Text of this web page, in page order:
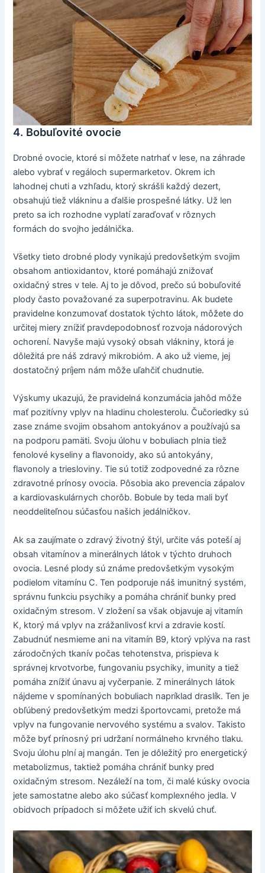
4. Bobuľovité ovocie
Drobné ovocie, ktoré si môžete natrhať v lese, na záhrade
alebo vybrať v regáloch supermarketov. Okrem ich
lahodnej chuti a vzhľadu, ktorý skrášli každý dezert,
obsahujú tiež vlákninu a ďalšie prospešné látky. Už len
preto sa ich rozhodne vyplatí zaraďovať v rôznych
formách do svojho jedálnička.
Všetky tieto drobné plody vynikajú predovšetkým svojim
obsahom antioxidantov, ktoré pomáhajú znižovať
oxidačný stres v tele. Aj to je dôvod, prečo sú bobuľovité
plody často považované za superpotravinu. Ak budete
pravidelne konzumovať dostatok týchto látok, môžete do
určitej miery znížiť pravdepodobnosť rozvoja nádorových
ochorení. Navyše majú vysoký obsah vlákniny, ktorá je
dôležitá pre náš zdravý mikrobióm. A ako už vieme, jej
dostatočný príjem nám môže uľahčiť chudnutie.
Výskumy ukazujú, že pravidelná konzumácia jahôd môže
mať pozitívny vplyv na hladinu cholesterolu. Čučoriedky sú
zase známe svojim obsahom antokyánov a používajú sa
na podporu pamäti. Svoju úlohu v bobuliach plnia tiež
fenolové kyseliny a flavonoidy, ako sú antokyány,
flavonoly a triesloviny. Tie sú totiž zodpovedné za rôzne
zdravotné prínosy ovocia. Pôsobia ako prevencia zápalov
a kardiovaskulárnych chorôb. Bobule by teda mali byť
neoddeliteľnou súčasťou našich jedálničkov.
Ak sa zaujímate o zdravý životný štýl, určite vás poteší aj
obsah vitamínov a minerálnych látok v týchto druhoch
ovocia. Lesné plody sú známe predovšetkým vysokým
podielom vitamínu C. Ten podporuje náš imunitný systém,
správnu funkciu psychiky a pomáha chrániť bunky pred
oxidačným stresom. V zložení sa však objavuje aj vitamín
K, ktorý má vplyv na zrážanlivosť krvi a zdravie kostí.
Zabudnúť nesmieme ani na vitamín B9, ktorý vplýva na rast
zárodočných tkanív počas tehotenstva, prispieva k
správnej krvotvorbe, fungovaniu psychiky, imunity a tiež
pomáha znížiť únavu aj vyčerpanie. Z minerálnych látok
nájdeme v spomínaných bobuliach napríklad draslík. Ten je
obľúbený predovšetkým medzi športovcami, pretože má
vplyv na fungovanie nervového systému a svalov. Takisto
môže byť prínosný pri udržaní normálneho krvného tlaku.
Svoju úlohu plní aj mangán. Ten je dôležitý pro energetický
metabolizmus, taktiež pomáha chrániť bunky pred
oxidačným stresom. Nezáleží na tom, či malé kúsky ovocia
jete samostatne alebo ako súčasť komplexného jedla. V
obidvoch prípadoch si môžete užiť ich skvelú chuť.